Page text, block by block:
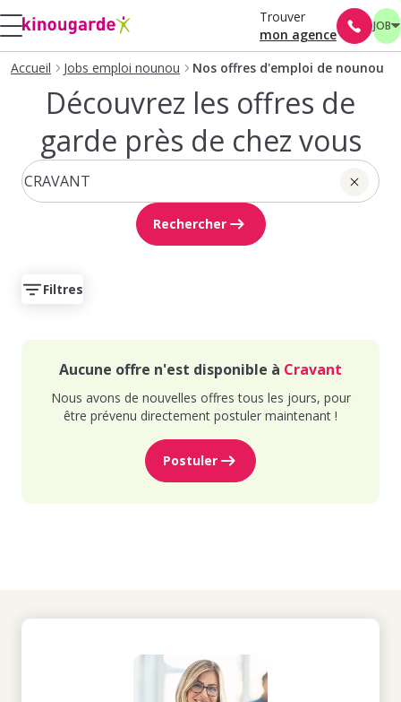
Trouver
mon agence
JOB
Accueil Jobs emploi nounou Nos offres d'emploi de nounou
Découvrez les offres de
garde près de chez vous
Rechercher
Filtres
Aucune offre n'est disponible à Cravant
Nous avons de nouvelles offres tous les jours, pour
être prévenu directement postuler maintenant !
Postuler